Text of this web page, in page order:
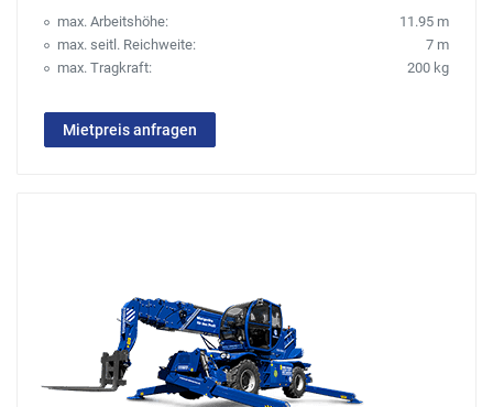
max. Arbeitshöhe:
11.95 m
max. seitl. Reichweite:
7 m
max. Tragkraft:
200 kg
Mietpreis anfragen